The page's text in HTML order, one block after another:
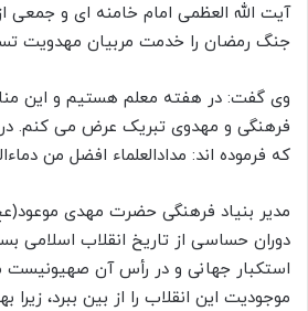
آیت الله العظمی امام خامنه ای و جمعی
جنگ رمضان را خدمت مربیان مهدویت
وی گفت: در هفته معلم هستیم و این
فرهنگی و مهدوی تبریک عرض می کنم.
که فرموده اند: مدادالعلماء افضل من
مدیر بنیاد فرهنگی حضرت مهدی
دوران حساسی از تاریخ انقلاب اسلامی
استکبار جهانی و در رأس آن
موجودیت این انقلاب را از بین ببرد، زیرا